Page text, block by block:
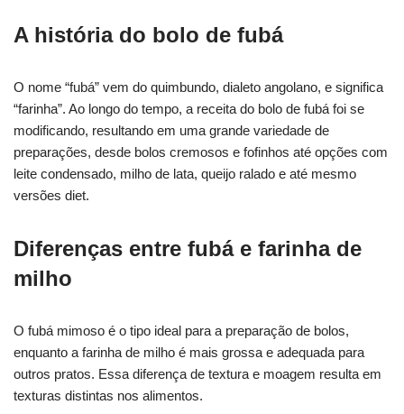
A história do bolo de fubá
O nome “fubá” vem do quimbundo, dialeto angolano, e significa
“farinha”. Ao longo do tempo, a receita do bolo de fubá foi se
modificando, resultando em uma grande variedade de
preparações, desde bolos cremosos e fofinhos até opções com
leite condensado, milho de lata, queijo ralado e até mesmo
versões diet.
Diferenças entre fubá e farinha de
milho
O fubá mimoso é o tipo ideal para a preparação de bolos,
enquanto a farinha de milho é mais grossa e adequada para
outros pratos. Essa diferença de textura e moagem resulta em
texturas distintas nos alimentos.